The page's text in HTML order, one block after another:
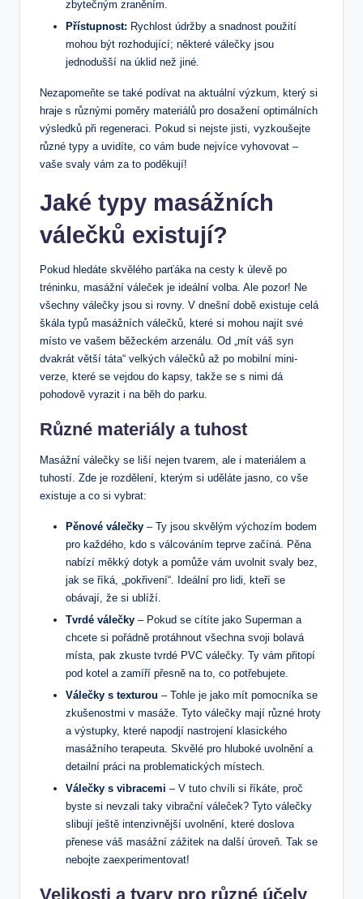
zbytečným zraněním.
Přístupnost: Rychlost údržby a snadnost použití
mohou být rozhodující; některé válečky jsou
jednodušší na úklid než jiné.
Nezapomeňte se také podívat na aktuální výzkum, který si
hraje s různými poměry materiálů pro dosažení optimálních
výsledků při regeneraci. Pokud si nejste jisti, vyzkoušejte
různé typy a uvidíte, co vám bude nejvíce vyhovovat –
vaše svaly vám za to poděkují!
Jaké typy masážních
válečků existují?
Pokud hledáte skvělého parťáka na cesty k úlevě po
tréninku, masážní váleček je ideální volba. Ale pozor! Ne
všechny válečky jsou si rovny. V dnešní době existuje celá
škála typů masážních válečků, které si mohou najít své
místo ve vašem běžeckém arzenálu. Od „mít váš syn
dvakrát větší táta“ velkých válečků až po mobilní mini-
verze, které se vejdou do kapsy, takže se s nimi dá
pohodově vyrazit i na běh do parku.
Různé materiály a tuhost
Masážní válečky se liší nejen tvarem, ale i materiálem a
tuhostí. Zde je rozdělení, kterým si uděláte jasno, co vše
existuje a co si vybrat:
Pěnové válečky – Ty jsou skvělým výchozím bodem
pro každého, kdo s válcováním teprve začíná. Pěna
nabízí měkký dotyk a pomůže vám uvolnit svaly bez,
jak se říká, „pokřivení“. Ideální pro lidi, kteří se
obávají, že si ublíží.
Tvrdé válečky – Pokud se cítíte jako Superman a
chcete si pořádně protáhnout všechna svoji bolavá
místa, pak zkuste tvrdé PVC válečky. Ty vám přitopí
pod kotel a zamíří přesně na to, co potřebujete.
Válečky s texturou – Tohle je jako mít pomocníka se
zkušenostmi v masáže. Tyto válečky mají různé hroty
a výstupky, které napodjí nastrojení klasického
masážního terapeuta. Skvělé pro hluboké uvolnění a
detailní práci na problematických místech.
Válečky s vibracemi – V tuto chvíli si říkáte, proč
byste si nevzali taky vibrační váleček? Tyto válečky
slibují ještě intenzivnější uvolnění, které doslova
přenese váš masážní zážitek na další úroveň. Tak se
nebojte zaexperimentovat!
Velikosti a tvary pro různé účely